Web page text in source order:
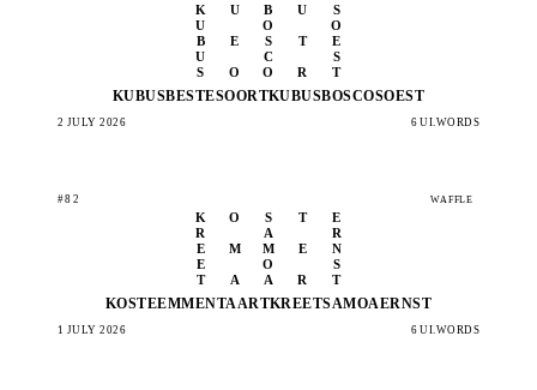
K U B U
S
U
O
O
B
E S T
E
U
C
S
S
O O R T
KUBUSBESTESOORTKUBUSBOSCOSOEST
2 JULY 2026 6 UI.WORDS
#82 WAFFLE
K O S T
E
R
A
R
E
M M E
N
E
O
S
T
A A R T
KOSTEEMMENTAARTKREETSAMOAERNST
1 JULY 2026 6 UI.WORDS